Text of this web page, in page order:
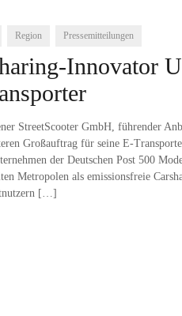
Region Pressemitteilungen
Innovator
StreetScooter GmbH, führender
Großauftrag für seine E-
der Deutschen Post 500
Metropolen als emissionsfreie
[…]